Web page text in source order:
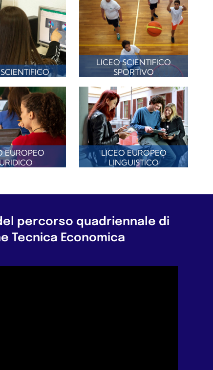
LICEO SCIENTIFICO
SPORTIVO
EUROPEO
LICEO EUROPEO
LINGUISTICO
percorso quadriennale di
Tecnica Economica